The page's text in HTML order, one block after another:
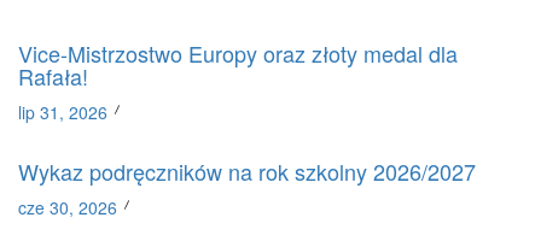
Vice-Mistrzostwo Europy oraz złoty medal dla
Rafała!
lip 31, 2026
Wykaz podręczników na rok szkolny 2026/2027
cze 30, 2026